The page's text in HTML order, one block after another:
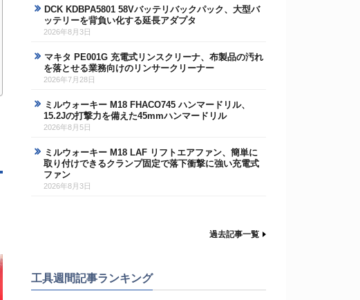
DCK KDBPA5801 58Vバッテリバックパック、大型バ
ッテリーを背負い化する延長アダプタ
2026年8月3日
マキタ PE001G 充電式リンスクリーナ、布製品の汚れ
を落とせる業務向けのリンサークリーナー
2026年7月28日
ミルウォーキー M18 FHACO745 ハンマードリル、
15.2Jの打撃力を備えた45mmハンマードリル
2026年8月5日
ミルウォーキー M18 LAF リフトエアファン、簡単に
取り付けできるクランプ固定で落下衝撃に強い充電式
ファン
2026年8月3日
過去記事一覧
工具週間記事ランキング